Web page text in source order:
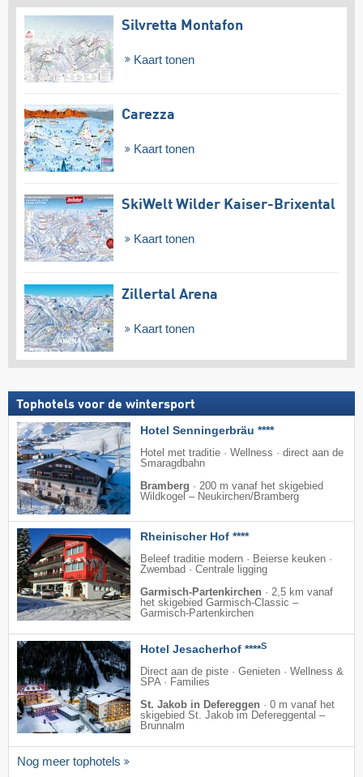
Silvretta Montafon
Kaart tonen
Carezza
Kaart tonen
SkiWelt Wilder Kaiser-Brixental
Kaart tonen
Zillertal Arena
Kaart tonen
Tophotels voor de wintersport
Hotel Senningerbräu ****
Hotel met traditie · Wellness · direct aan de
Smaragdbahn
Bramberg · 200 m vanaf het skigebied
Wildkogel – Neukirchen/​Bramberg
Rheinischer Hof ****
Beleef traditie modern · Beierse keuken ·
Zwembad · Centrale ligging
Garmisch-Partenkirchen · 2,5 km vanaf
het skigebied Garmisch-Classic –
Garmisch-Partenkirchen
Hotel Jesacherhof ****S
Direct aan de piste · Genieten · Wellness &
SPA · Families
St. Jakob in Defereggen · 0 m vanaf het
skigebied St. Jakob im Defereggental –
Brunnalm
Nog meer tophotels